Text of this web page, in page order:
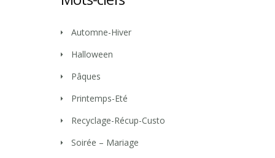
Automne-Hiver
Halloween
Pâques
Printemps-Eté
Recyclage-Récup-Custo
Soirée – Mariage